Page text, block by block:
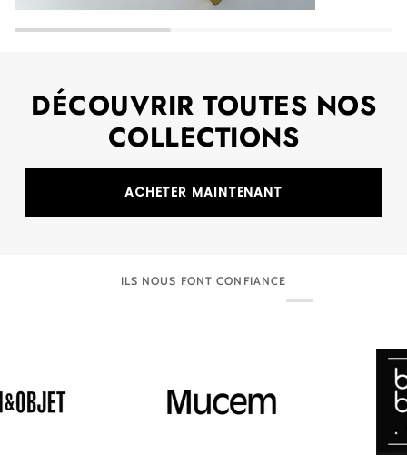
DÉCOUVRIR TOUTES NOS
COLLECTIONS
ACHETER MAINTENANT
ILS NOUS FONT CONFIANCE